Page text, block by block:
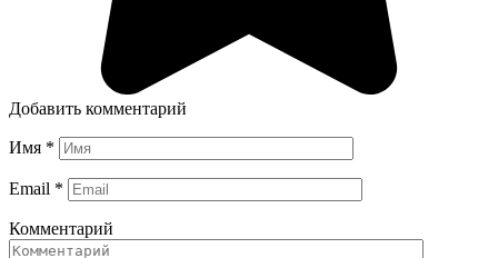
Добавить комментарий
Имя *
Email *
Комментарий